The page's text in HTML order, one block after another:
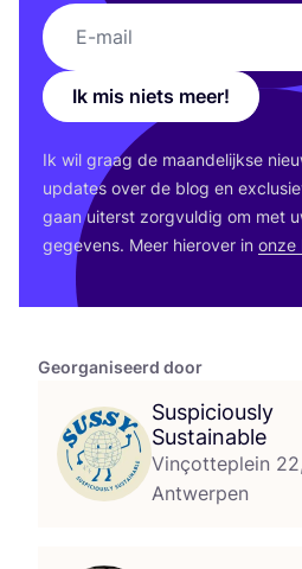
Georganiseerd door
Suspiciously
Sustainable
Vinçotteplein 22,
Antwerpen
Ik mis niets meer!
Ik wil graag de maan­de­lijk­se
upda­tes over de blog en
gaan uiterst zorg­vul­dig om met
gege­vens. Meer hier­over in onze